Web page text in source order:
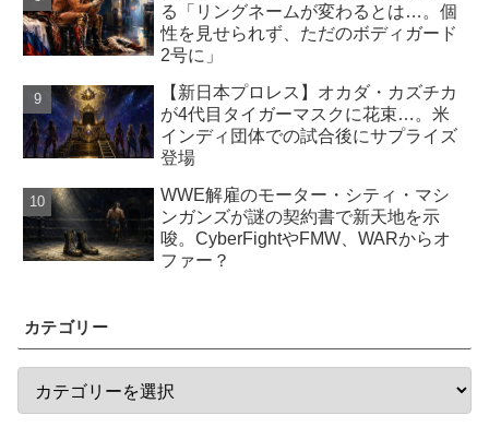
る「リングネームが変わるとは…。個
性を見せられず、ただのボディガード
2号に」
【新日本プロレス】オカダ・カズチカ
が4代目タイガーマスクに花束…。米
インディ団体での試合後にサプライズ
登場
WWE解雇のモーター・シティ・マシ
ンガンズが謎の契約書で新天地を示
唆。CyberFightやFMW、WARからオ
ファー？
カテゴリー